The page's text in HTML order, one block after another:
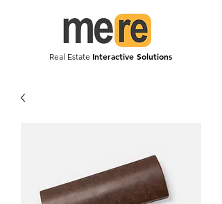
Real Estate Interactive Solutions